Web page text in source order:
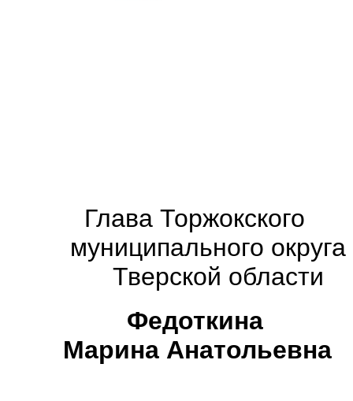
Глава Торжокского
муниципального округа
Тверской области
Федоткина
Марина Анатольевна